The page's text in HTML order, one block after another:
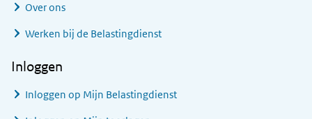
Over ons
Werken bij de Belastingdienst
Inloggen
Inloggen op Mijn Belastingdienst